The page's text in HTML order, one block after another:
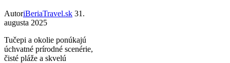
AutoriBeriaTravel.sk 31.
augusta 2025
Tučepi a okolie ponúkajú
úchvatné prírodné scenérie,
čisté pláže a skvelú